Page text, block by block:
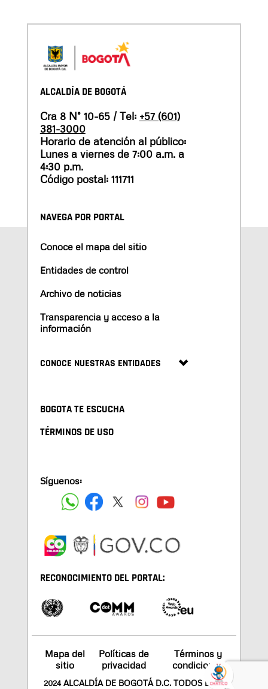
ALCALDÍA DE BOGOTÁ
Cra 8 N° 10-65 / Tel: +57 (601)
381-3000
Horario de atención al público:
Lunes a viernes de 7:00 a.m. a
4:30 p.m.
Código postal: 111711
NAVEGA POR PORTAL
Conoce el mapa del sitio
Entidades de control
Archivo de noticias
Transparencia y acceso a la
información
CONOCE NUESTRAS ENTIDADES
BOGOTA TE ESCUCHA
TÉRMINOS DE USO
Síguenos:
RECONOCIMIENTO DEL PORTAL:
Mapa del
sitio
Políticas de
privacidad
Términos y
condiciones
2024 ALCALDÍA DE BOGOTÁ D.C. TODOS LOS